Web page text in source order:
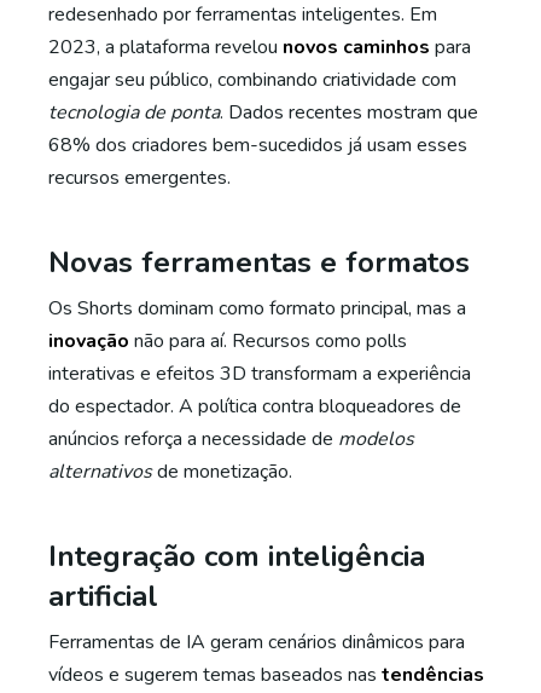
redesenhado por ferramentas inteligentes. Em
2023, a plataforma revelou novos caminhos para
engajar seu público, combinando criatividade com
tecnologia de ponta. Dados recentes mostram que
68% dos criadores bem-sucedidos já usam esses
recursos emergentes.
Novas ferramentas e formatos
Os Shorts dominam como formato principal, mas a
inovação não para aí. Recursos como polls
interativas e efeitos 3D transformam a experiência
do espectador. A política contra bloqueadores de
anúncios reforça a necessidade de modelos
alternativosde monetização.
Integração com inteligência
artificial
Ferramentas de IA geram cenários dinâmicos para
vídeos e sugerem temas baseados nas tendências